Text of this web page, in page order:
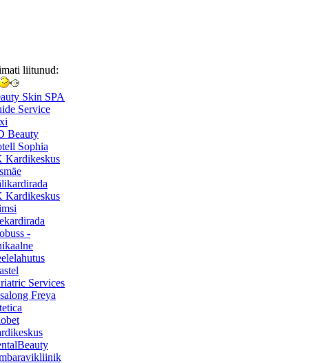
liitunud:
Skin SPA
Service
Beauty
Sophia
Kardikeskus
Kardikeskus
-
Services
Freya